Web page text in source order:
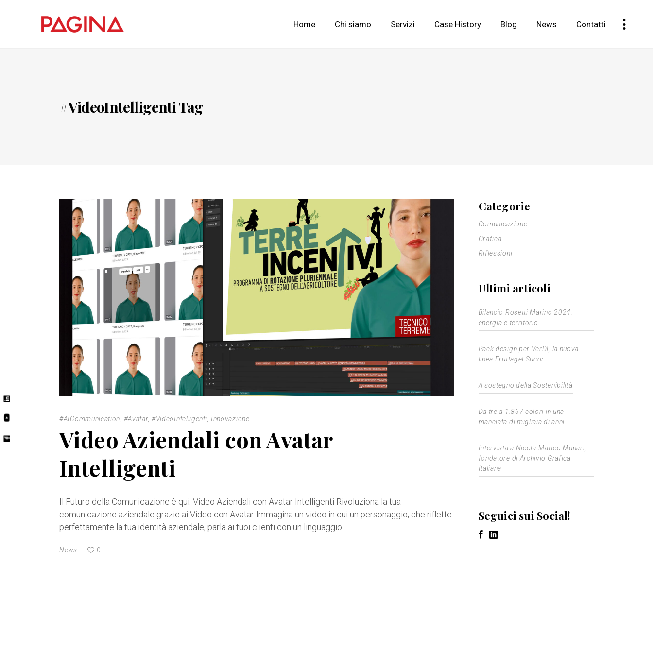
Home Chi siamo Servizi Case History Blog News Contatti
#VideoIntelligenti Tag
#AICommunication, #Avatar, #VideoIntelligenti, Innovazione
Video Aziendali con Avatar
Intelligenti
Il Futuro della Comunicazione è qui: Video Aziendali con Avatar Intelligenti Rivoluziona la tua
comunicazione aziendale grazie ai Video con Avatar Immagina un video in cui un personaggio, che riflette
perfettamente la tua identità aziendale, parla ai tuoi clienti con un linguaggio
News 0
Categorie
Comunicazione
Grafica
Riflessioni
Ultimi articoli
Bilancio Rosetti Marino 2024:
energia e territorio
Pack design per VerDì, la nuova
linea Fruttagel Sucor
A sostegno della Sostenibilità
Da tre a 1.867 colori in una
manciata di migliaia di anni
Intervista a Nicola-Matteo Munari,
fondatore di Archivio Grafica
Italiana
Seguici sui Social!